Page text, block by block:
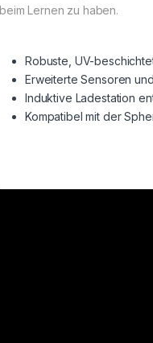
beim Lernen zu haben.
Robuste, UV-
Erweiterte Sensoren
Induktive Ladestation
Kompatibel mit der